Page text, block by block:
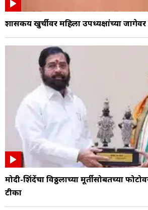
शासकीय खुर्चीवर महिला उपध्यक्षांच्या
मोदी-शिंदेंचा विठ्ठलाच्या मूर्तीसोबतच्या
टीका